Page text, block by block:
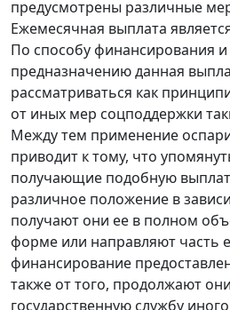
предусмотрены различные
Ежемесячная выплата
По способу финансирования
предназначению данная
рассматриваться как
от иных мер соцподдержки
Между тем применение
приводит к тому, что
получающие подобную
различное положение в
получают они ее в полном
форме или направляют часть
финансирование
также от того, продолжают
государственную службу